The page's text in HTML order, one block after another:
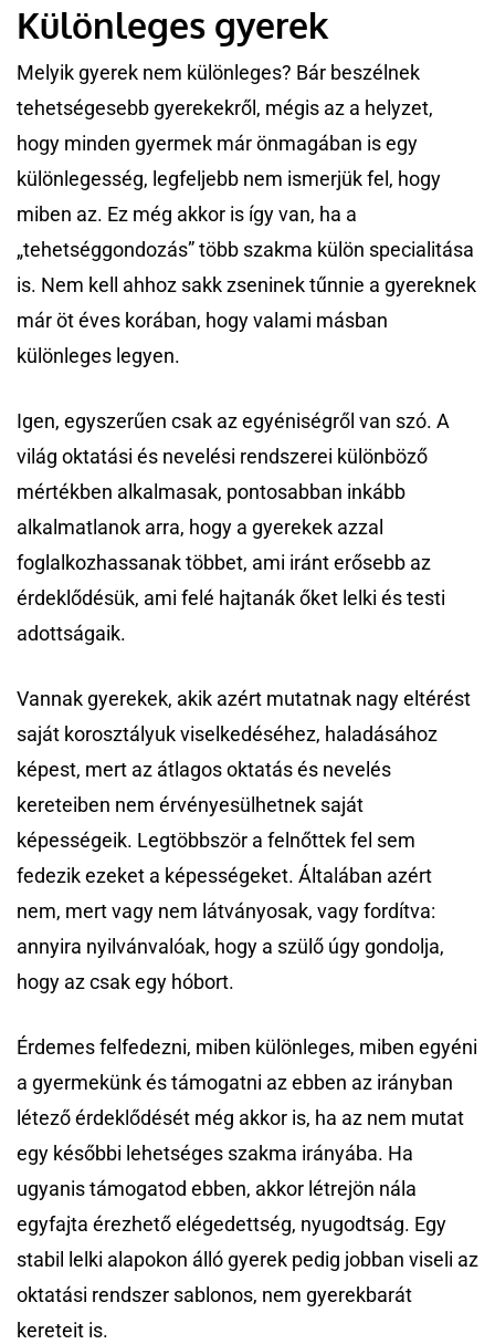
Különleges gyerek
Melyik gyerek nem különleges? Bár beszélnek
tehetségesebb gyerekekről, mégis az a helyzet,
hogy minden gyermek már önmagában is egy
különlegesség, legfeljebb nem ismerjük fel, hogy
miben az. Ez még akkor is így van, ha a
„tehetséggondozás” több szakma külön specialitása
is. Nem kell ahhoz sakk zseninek tűnnie a gyereknek
már öt éves korában, hogy valami másban
különleges legyen.
Igen, egyszerűen csak az egyéniségről van szó. A
világ oktatási és nevelési rendszerei különböző
mértékben alkalmasak, pontosabban inkább
alkalmatlanok arra, hogy a gyerekek azzal
foglalkozhassanak többet, ami iránt erősebb az
érdeklődésük, ami felé hajtanák őket lelki és testi
adottságaik.
Vannak gyerekek, akik azért mutatnak nagy eltérést
saját korosztályuk viselkedéséhez, haladásához
képest, mert az átlagos oktatás és nevelés
kereteiben nem érvényesülhetnek saját
képességeik. Legtöbbször a felnőttek fel sem
fedezik ezeket a képességeket. Általában azért
nem, mert vagy nem látványosak, vagy fordítva:
annyira nyilvánvalóak, hogy a szülő úgy gondolja,
hogy az csak egy hóbort.
Érdemes felfedezni, miben különleges, miben egyéni
a gyermekünk és támogatni az ebben az irányban
létező érdeklődését még akkor is, ha az nem mutat
egy későbbi lehetséges szakma irányába. Ha
ugyanis támogatod ebben, akkor létrejön nála
egyfajta érezhető elégedettség, nyugodtság. Egy
stabil lelki alapokon álló gyerek pedig jobban viseli az
oktatási rendszer sablonos, nem gyerekbarát
kereteit is.